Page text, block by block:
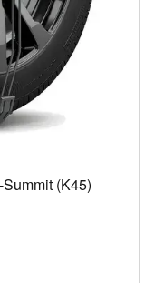
(K45)